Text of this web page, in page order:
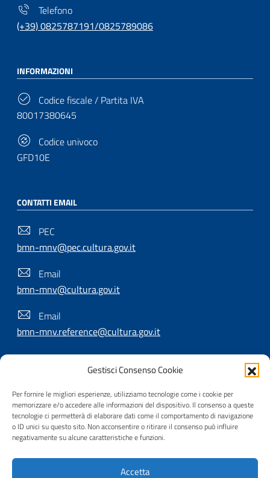
Gestisci Consenso Cookie
Per fornire le migliori esperienze, utilizziamo tecnologie come i cookie per
memorizzare e/o accedere alle informazioni del dispositivo. Il consenso a queste
tecnologie ci permetterà di elaborare dati come il comportamento di navigazione
o ID unici su questo sito. Non acconsentire o ritirare il consenso può influire
negativamente su alcune caratteristiche e funzioni.
Accetta
Telefono
(+39) 0825787191/0825789086
INFORMAZIONI
Codice fiscale / Partita IVA
80017380645
Codice univoco
GFD10E
CONTATTI EMAIL
PEC
bmn-mnv@pec.cultura.gov.it
Email
bmn-mnv@cultura.gov.it
Email
bmn-mnv.reference@cultura.gov.it
Useful Links Section
Privacy | Cookie policy | Contatti |
accessibilità | Crediti | Nota di copyright | Realizzato da